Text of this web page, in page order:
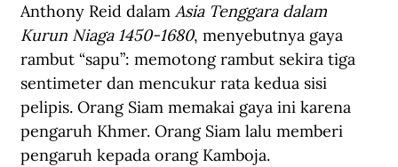
Anthony Reid dalam Asia Tenggara dalam
Kurun Niaga 1450-1680, menyebutnya gaya
rambut “sapu”: memotong rambut sekira tiga
sentimeter dan mencukur rata kedua sisi
pelipis. Orang Siam memakai gaya ini karena
pengaruh Khmer. Orang Siam lalu memberi
pengaruh kepada orang Kamboja.